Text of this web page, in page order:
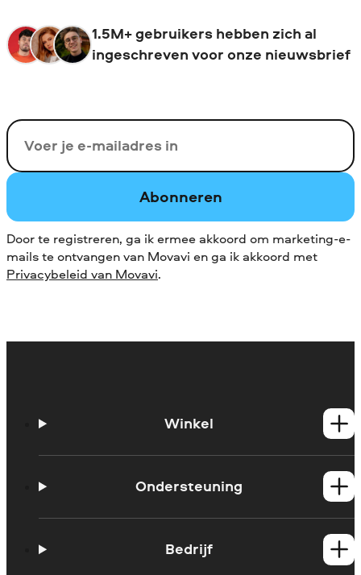
1.5M+ gebruikers hebben zich al
ingeschreven voor onze nieuwsbrief
Uw e-mail
Abonneren
Door te registreren, ga ik ermee akkoord om marketing-e-
mails te ontvangen van Movavi en ga ik akkoord met
Privacybeleid van Movavi.
Winkel
Mac-productenOndersteuning
Support contacterenBedrijf